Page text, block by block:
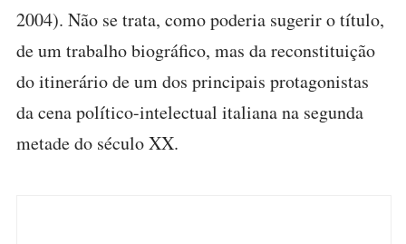
2004). Não se trata, como poderia sugerir o título,
de um trabalho biográfico, mas da reconstituição
do itinerário de um dos principais protagonistas
da cena político-intelectual italiana na segunda
metade do século XX.